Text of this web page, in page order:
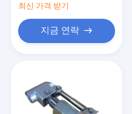
최신 가격 받기
지금 연락